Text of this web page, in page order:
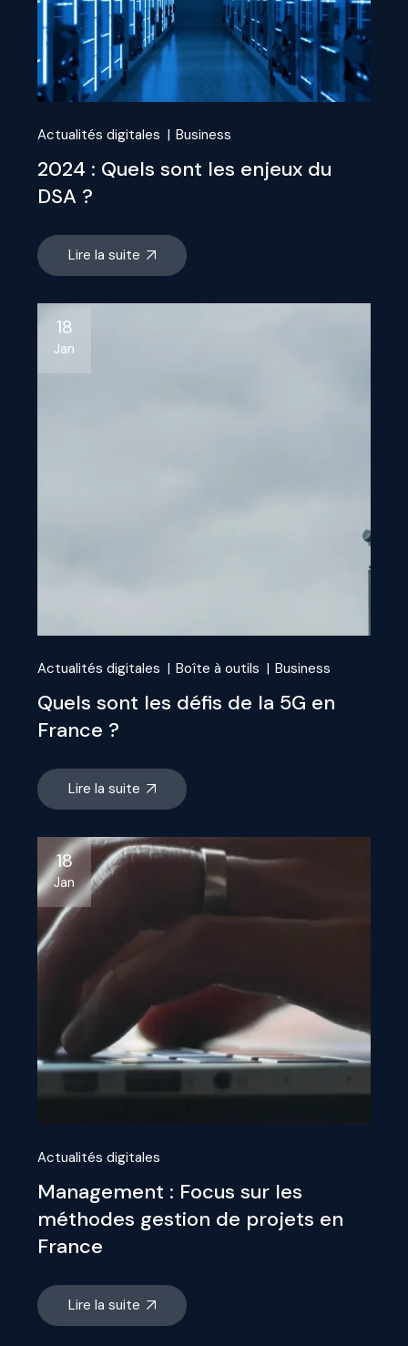
Actualités digitales Business
2024 : Quels sont les enjeux du
DSA ?
Lire la suite
18
Jan
Actualités digitales Boîte à outils Business
Quels sont les défis de la 5G en
France ?
Lire la suite
18
Jan
Actualités digitales
Management : Focus sur les
méthodes gestion de projets en
France
Lire la suite